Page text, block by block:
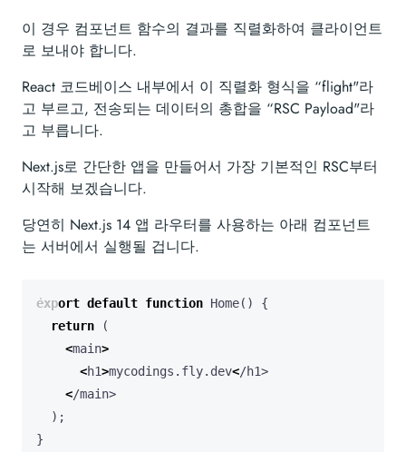
이 경우 컴포넌트 함수의 결과를 직렬화하여 클라이언트
로 보내야 합니다.
React 코드베이스 내부에서 이 직렬화 형식을 “flight"라
고 부르고, 전송되는 데이터의 총합을 “RSC Payload"라
고 부릅니다.
Next.js로 간단한 앱을 만들어서 가장 기본적인 RSC부터
시작해 보겠습니다.
당연히 Next.js 14 앱 라우터를 사용하는 아래 컴포넌트
는 서버에서 실행될 겁니다.
export default function Home()
{
return
(
<main>
<h1>mycodings . fly. dev</h1>
</main>
);
}